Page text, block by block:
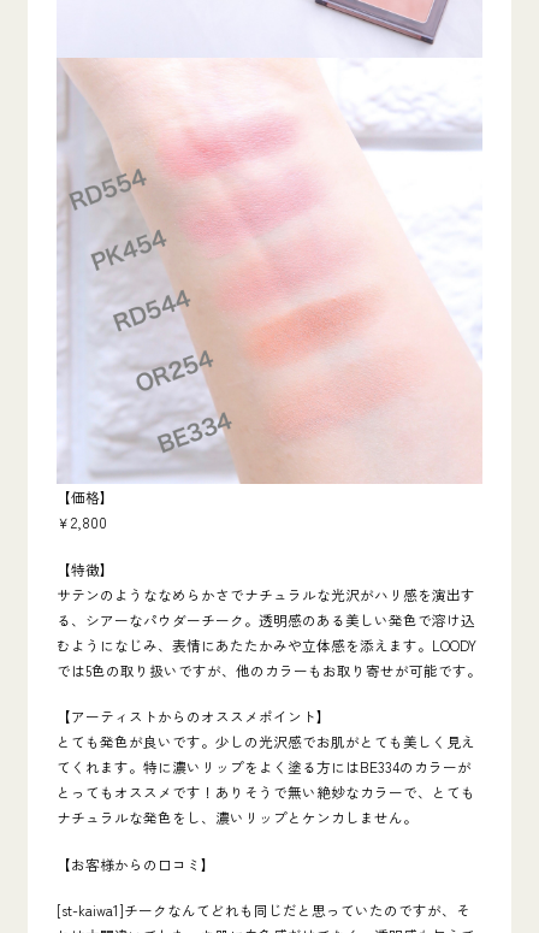
【価格】
￥2,800
【特徴】
サテンのようななめらかさでナチュラルな光沢がハリ感を演出す
る、シアーなパウダーチーク。透明感のある美しい発色で溶け込
むようになじみ、表情にあたたかみや立体感を添えます。LOODY
では5色の取り扱いですが、他のカラーもお取り寄せが可能です。
【アーティストからのオススメポイント】
とても発色が良いです。少しの光沢感でお肌がとても美しく見え
てくれます。特に濃いリップをよく塗る方にはBE334のカラーが
とってもオススメです！ありそうで無い絶妙なカラーで、とても
ナチュラルな発色をし、濃いリップとケンカしません。
【お客様からの口コミ】
[st-kaiwa1]チークなんてどれも同じだと思っていたのですが、そ